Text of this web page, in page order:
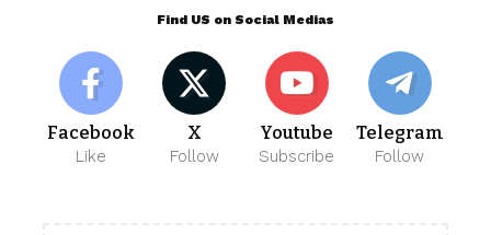
Find US on Social Medias
Facebook
Like
X
Follow
Youtube
Subscribe
Telegram
Follow